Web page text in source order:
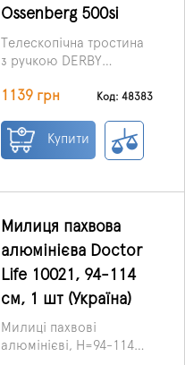
кисть.
Ossenberg 500si
Телескопічна тростина
з ручкою DERBY
– елегантна та надійна
цінують комфорт та
високу якість.
1139 грн Код: 48383
Купити
Милиця пахвова
алюмінієва Doctor
Life 10021, 94-114
см, 1 шт (Україна)
Милиці пахвові
алюмінієві, H=94-114